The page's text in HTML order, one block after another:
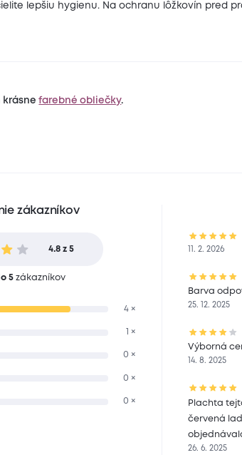
lepšiu hygienu. Na ochranu lôžkovín pred
krásnefarebné obliečky.
zákazníkov
4.8 z 5
5zákazníkov
4 ×
1 ×
0 ×
0 ×
0 ×
11. 2. 2026
Barva
25. 12. 2025
Výborná
14. 8. 2025
Plachta
červená
26. 6. 2025